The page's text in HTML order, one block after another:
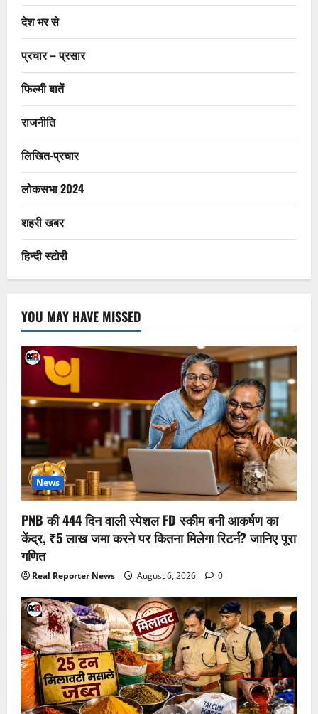
देश भर से
प्रचार – प्रसार
फिल्मी बातें
राजनीति
लिखित-प्रचार
लोकसभा 2024
शहरी खबर
हिन्दी स्टोरी
YOU MAY HAVE MISSED
News
PNB की 444 दिन वाली स्पेशल FD स्कीम बनी आकर्षण का
केंद्र, ₹5 लाख जमा करने पर कितना मिलेगा रिटर्न? जानिए पूरा
गणित
Real Reporter News August 6, 2026 0